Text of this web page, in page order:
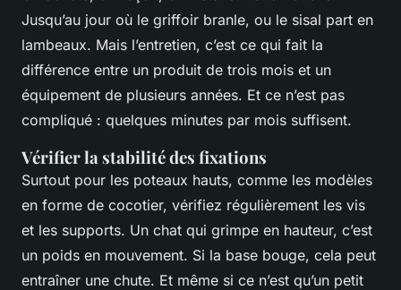
Jusqu’au jour où le griffoir branle, ou le sisal part en
lambeaux. Mais l’entretien, c’est ce qui fait la
différence entre un produit de trois mois et un
équipement de plusieurs années. Et ce n’est pas
compliqué : quelques minutes par mois suffisent.
Vérifier la stabilité des fixations
Surtout pour les poteaux hauts, comme les modèles
en forme de cocotier, vérifiez régulièrement les vis
et les supports. Un chat qui grimpe en hauteur, c’est
un poids en mouvement. Si la base bouge, cela peut
entraîner une chute. Et même si ce n’est qu’un petit